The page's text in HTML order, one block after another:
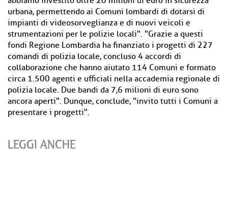
urbana, permettendo ai Comuni lombardi di dotarsi di
impianti di videosorveglianza e di nuovi veicoli e
strumentazioni per le polizie locali". "Grazie a questi
fondi Regione Lombardia ha finanziato i progetti di 227
comandi di polizia locale, concluso 4 accordi di
collaborazione che hanno aiutato 114 Comuni e formato
circa 1.500 agenti e ufficiali nella accademia regionale di
polizia locale. Due bandi da 7,6 milioni di euro sono
ancora aperti". Dunque, conclude, "invito tutti i Comuni a
presentare i progetti".
LEGGI ANCHE